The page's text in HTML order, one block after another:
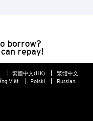
borrow?
repay!
繁體中文(HK)
繁體中文
Việt Polski Russian